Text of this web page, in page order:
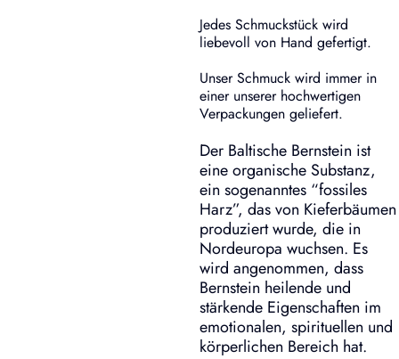
Jedes Schmuckstück wird
liebevoll von Hand gefertigt.
Unser Schmuck wird immer in
einer unserer hochwertigen
Verpackungen geliefert.
Der Baltische Bernstein ist
eine organische Substanz,
ein sogenanntes “fossiles
Harz”, das von Kieferbäumen
produziert wurde, die in
Nordeuropa wuchsen. Es
wird angenommen, dass
Bernstein heilende und
stärkende Eigenschaften im
emotionalen, spirituellen und
körperlichen Bereich hat.